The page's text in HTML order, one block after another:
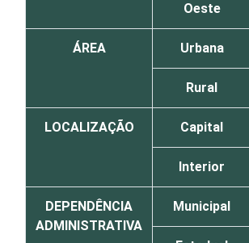
Oeste
ÁREA Urbana
Rural
LOCALIZAÇÃO Capital
Interior
DEPENDÊNCIA
ADMINISTRATIVA
Municipal